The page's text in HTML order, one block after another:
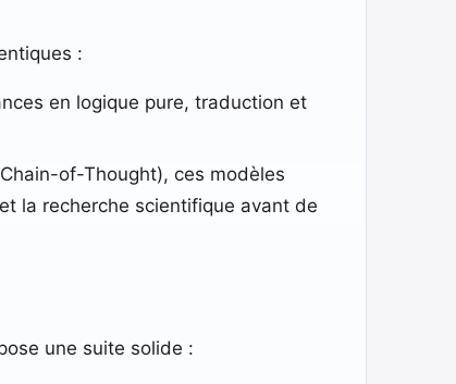
:
en logique pure, traduction et
of-Thought), ces modèles
la recherche scientifique avant de
une suite solide :